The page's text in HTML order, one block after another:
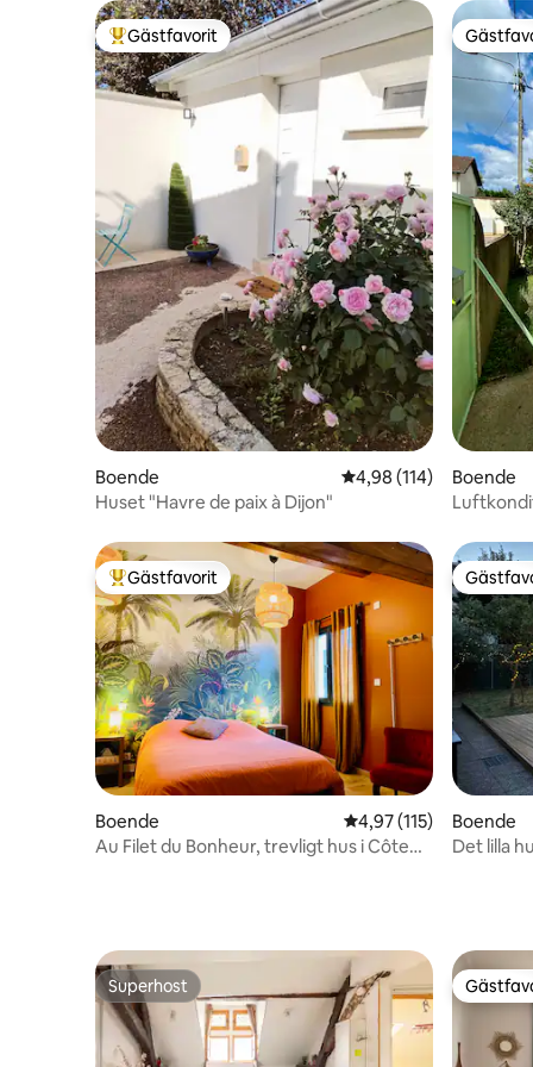
Populär gästfavorit
Gästfavorit
Boende 4,98 av 5 i
4,98 (114)
Huset "Havre de paix à Dijon"
Boende
Populär gästfavorit
Gästfavorit
Boende 4,97 av 5 i
4,97 (115)
Au Filet du Bonheur, trevligt hus i Côte
Boende
Det lilla
Superhost
Superhost